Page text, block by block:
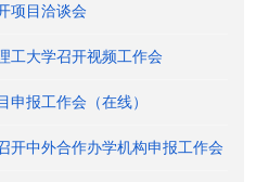
项目洽谈会
工大学召开视频工作会
申报工作会（在线）
开中外合作办学机构申报工作会